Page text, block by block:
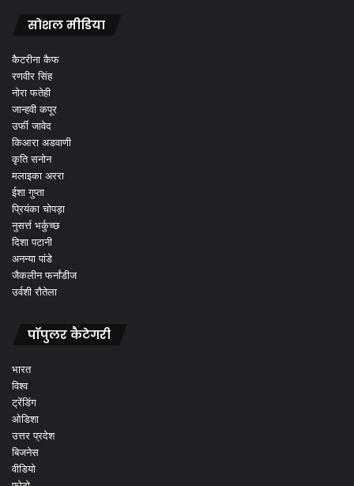
सोशल मीडिया
कैटरीना कैफ
रणवीर सिंह
नोरा फतेही
जान्हवी कपूर
उर्फी जावेद
किआरा अडवाणी
कृति सनोन
मलाइका अररा
ईशा गुप्ता
प्रियंका चोपड़ा
नुसर्त्त भर्कुच्छ
दिशा पटानी
अनन्या पांडे
जैकलीन फर्नांडीज
उर्वशी रौतेला
पॉपुलर कैटेगरी
भारत
विश्व
ट्रेंडिंग
ओडिशा
उत्तर प्रदेश
बिजनेस
वीडियो